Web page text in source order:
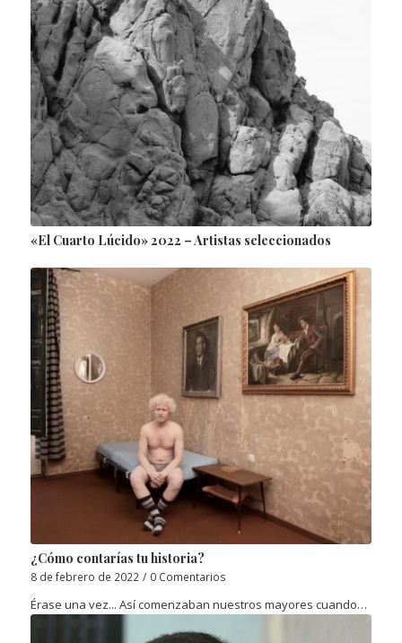
«El Cuarto Lúcido» 2022 – Artistas seleccionados
¿Cómo contarías tu historia?
8 de febrero de 2022 / 0 Comentarios
Érase una vez... Así comenzaban nuestros mayores cuando…